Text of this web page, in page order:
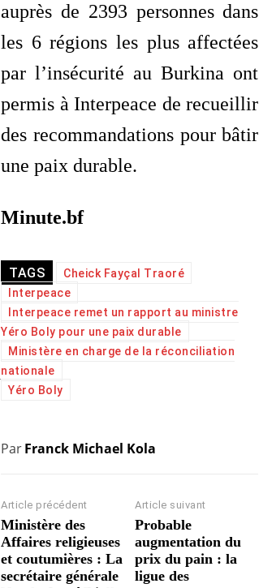
auprès de 2393 personnes dans
les 6 régions les plus affectées
par l’insécurité au Burkina ont
permis à Interpeace de recueillir
des recommandations pour bâtir
une paix durable.
Minute.bf
TAGS
Cheick Fayçal Traoré
Interpeace
Interpeace remet un rapport au ministre
Yéro Boly pour une paix durable
Ministère en charge de la réconciliation
nationale
Yéro Boly
ParFranck Michael Kola
Article précédent
Ministère des
Affaires religieuses
et coutumières : La
secrétaire générale
Article suivant
Probable
augmentation du
prix du pain : la
ligue des